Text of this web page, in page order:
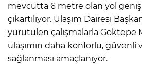
mevcutta 6 metre olan yol
çıkartılıyor. Ulaşım Dairesi
yürütülen çalışmalarla Göktepe
ulaşımın daha konforlu, güvenli
sağlanması amaçlanıyor.